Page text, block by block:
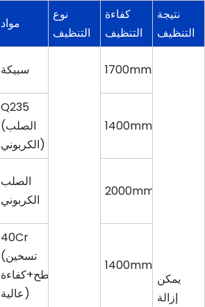
مواد
نوع
التنظيف
كفاءة
التنظيف
نتيجة
التنظيف
سبيكة 1700mm2/s
يمكن
إزالة
Q235
(الصلب
الكربوني)
1400mm2/s
الصلب
الكربوني
2000mm2/s
40Cr
(تسخين
السطح+كفاءة
عالية)
1400mm2/s